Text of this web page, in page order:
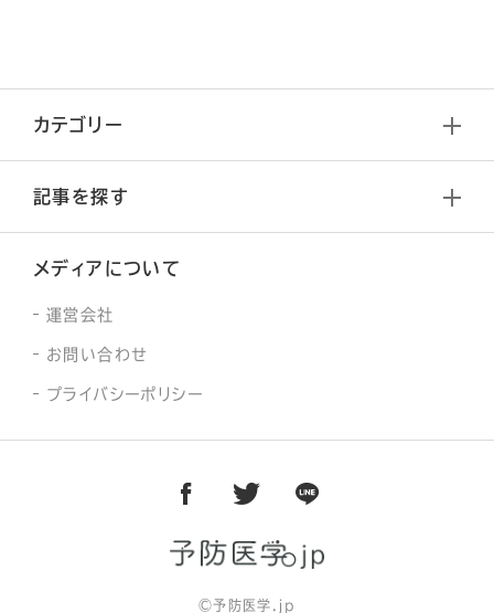
©予防医学.jp
カテゴリー
記事を探す
メディアについて
運営会社
お問い合わせ
プライバシーポリシー
facebooktwitter